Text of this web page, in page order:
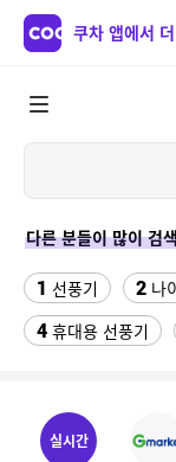
쿠차 앱에서
다른 분들이 많이 검
1 선풍기 2 나
4 휴대용 선풍기
ESSECORE
실시간